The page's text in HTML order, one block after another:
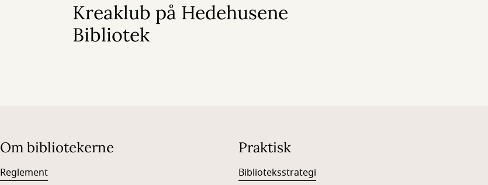
Kreaklub på Hedehusene
Bibliotek
Om bibliotekerne
Reglement
Praktisk
Biblioteksstrategi